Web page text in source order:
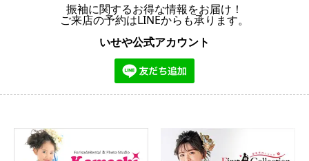
振袖に関するお得な情報をお届け！
ご来店の予約はLINEからも承ります。
いせや公式アカウント